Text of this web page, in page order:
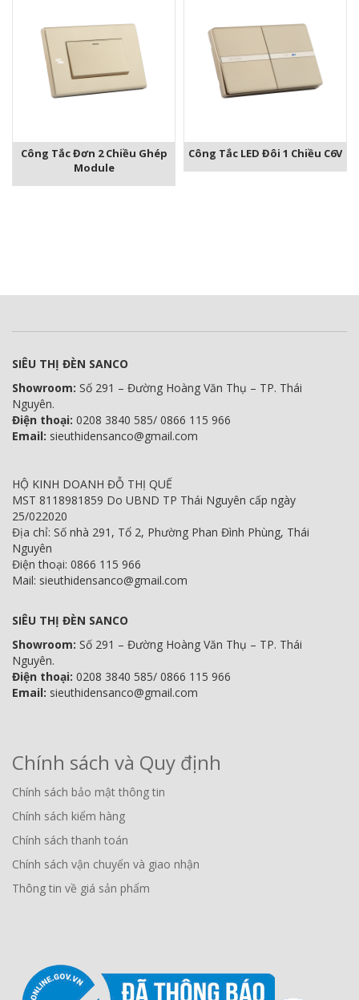
Công Tắc Đơn 2 Chiều Ghép
Module
Công Tắc LED Đôi 1 Chiều C6V
SIÊU THỊ ĐÈN SANCO
Showroom: Số 291 – Đường Hoàng Văn Thụ – TP. Thái
Nguyên.
Điện thoại: 0208 3840 585/ 0866 115 966
Email: sieuthidensanco@gmail.com
HỘ KINH DOANH ĐỖ THỊ QUẾ
MST 8118981859 Do UBND TP Thái Nguyên cấp ngày
25/022020
Địa chỉ: Số nhà 291, Tổ 2, Phường Phan Đình Phùng, Thái
Nguyên
Điện thoại: 0866 115 966
Mail: sieuthidensanco@gmail.com
SIÊU THỊ ĐÈN SANCO
Showroom: Số 291 – Đường Hoàng Văn Thụ – TP. Thái
Nguyên.
Điện thoại: 0208 3840 585/ 0866 115 966
Email: sieuthidensanco@gmail.com
Chính sách và Quy định
Chính sách bảo mật thông tin
Chính sách kiểm hàng
Chính sách thanh toán
Chính sách vận chuyển và giao nhận
Thông tin về giá sản phẩm